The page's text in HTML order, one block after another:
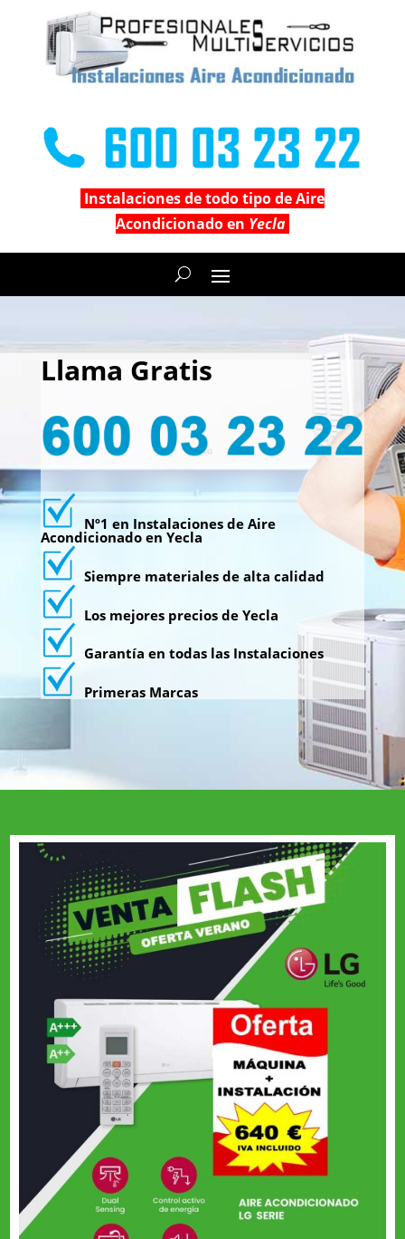
Instalaciones de todo tipo de Aire
Acondicionado en Yecla
Llama Gratis
Nº1 en Instalaciones de Aire
Acondicionado en Yecla
Siempre materiales de alta calidad
Los mejores precios de Yecla
Garantía en todas las Instalaciones
Primeras Marcas